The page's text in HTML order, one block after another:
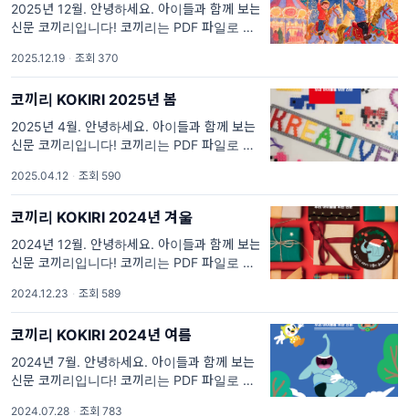
2025년 12월. 안녕하세요. 아이들과 함께 보는
신문 코끼리입니다! 코끼리는 PDF 파일로 만들
끼리 겨울 호 전체를 다운로드하여 보실 수 있
습니다. 위
2025.12.19 · 조회 370
코끼리 KOKIRI 2025년 봄
2025년 4월. 안녕하세요. 아이들과 함께 보는
신문 코끼리입니다! 코끼리는 PDF 파일로 만들
끼리 겨울 호 전체를 다운로드 받아 보실 수 있
습니다.
2025.04.12 · 조회 590
코끼리 KOKIRI 2024년 겨울
2024년 12월. 안녕하세요. 아이들과 함께 보는
신문 코끼리입니다! 코끼리는 PDF 파일로 만들
끼리 겨울 호 전체를 다운로드 받아 보실 수 있
습니다.
2024.12.23 · 조회 589
코끼리 KOKIRI 2024년 여름
2024년 7월. 안녕하세요. 아이들과 함께 보는
신문 코끼리입니다! 코끼리는 PDF 파일로 만들
2024.07.28 · 조회 783